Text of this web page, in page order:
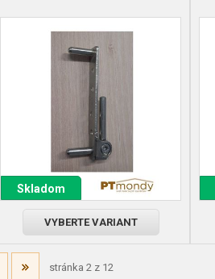
Skladom
VYBERTE VARIANT
stránka 2 z 12